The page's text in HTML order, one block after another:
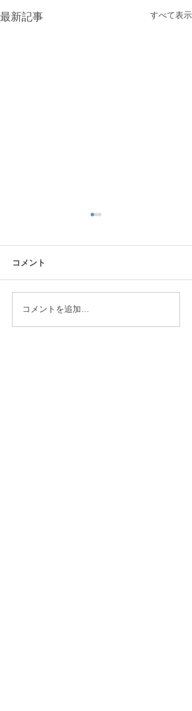
最新記事 すべて表示
たこ焼き！
コメント
コメントを追加…